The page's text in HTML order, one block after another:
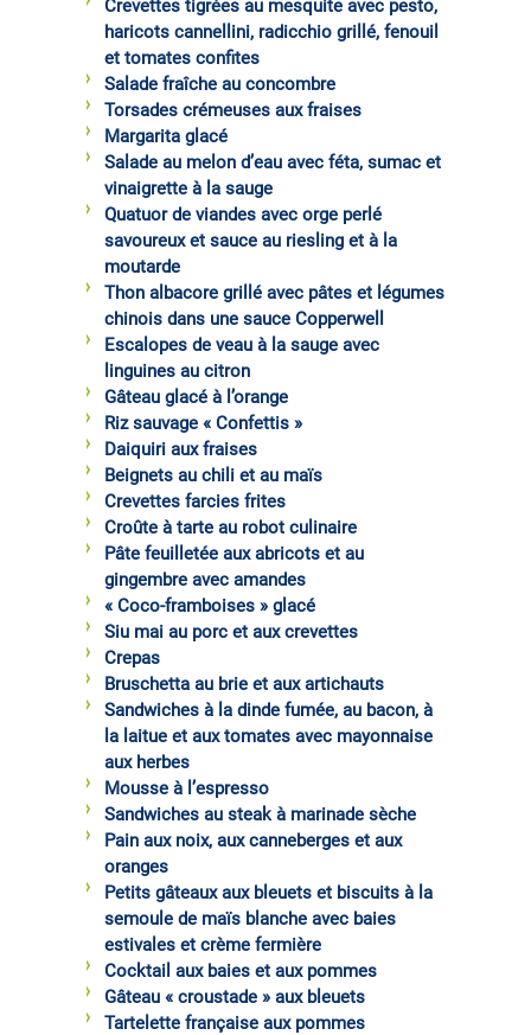
Crevettes tigrées au mesquite avec pesto,
haricots cannellini, radicchio grillé, fenouil
et tomates confites
Salade fraîche au concombre
Torsades crémeuses aux fraises
Margarita glacé
Salade au melon d’eau avec féta, sumac et
vinaigrette à la sauge
Quatuor de viandes avec orge perlé
savoureux et sauce au riesling et à la
moutarde
Thon albacore grillé avec pâtes et légumes
chinois dans une sauce Copperwell
Escalopes de veau à la sauge avec
linguines au citron
Gâteau glacé à l’orange
Riz sauvage « Confettis »
Daiquiri aux fraises
Beignets au chili et au maïs
Crevettes farcies frites
Croûte à tarte au robot culinaire
Pâte feuilletée aux abricots et au
gingembre avec amandes
« Coco-framboises » glacé
Siu mai au porc et aux crevettes
Crepas
Bruschetta au brie et aux artichauts
Sandwiches à la dinde fumée, au bacon, à
la laitue et aux tomates avec mayonnaise
aux herbes
Mousse à l’espresso
Sandwiches au steak à marinade sèche
Pain aux noix, aux canneberges et aux
oranges
Petits gâteaux aux bleuets et biscuits à la
semoule de maïs blanche avec baies
estivales et crème fermière
Cocktail aux baies et aux pommes
Gâteau « croustade » aux bleuets
Tartelette française aux pommes